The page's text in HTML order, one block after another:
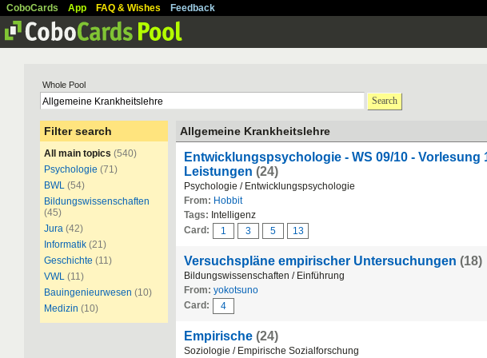
CoboCards App FAQ & Wishes Feedback
Whole Pool
Search
Filter search
All main topics (540)
Psychologie (71)
BWL (54)
Bildungswissenschaften
(45)
Jura (42)
Informatik (21)
Geschichte (11)
VWL (11)
Bauingenieurwesen (10)
Medizin (10)
Allgemeine Krankheitslehre
Entwicklungspsychologie - WS 09/10 -
Leistungen (24)
Psychologie / Entwicklungspsychologie
From: Hobbit
Tags: Intelligenz
Card:
1 3 5 13
Versuchspläne empirischer Untersuchungen (18)
Bildungswissenschaften / Einführung
From: yokotsuno
Card:
4
Empirische (24)
Soziologie / Empirische Sozialforschung